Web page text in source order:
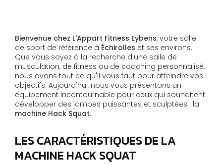
Bienvenue chez L'Appart Fitness Eybens, votre salle
de sport de référence à Échirolles et ses environs.
Que vous soyez à la recherche d'une salle de
musculation, de fitness ou de coaching personnalisé,
nous avons tout ce qu'il vous faut pour atteindre vos
objectifs. Aujourd'hui, nous vous présentons un
équipement incontournable pour ceux qui souhaitent
développer des jambes puissantes et sculptées : la
machine Hack Squat.
LES CARACTÉRISTIQUES DE LA
MACHINE HACK SQUAT